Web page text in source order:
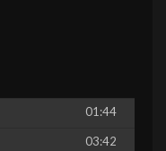
01:44
03:42